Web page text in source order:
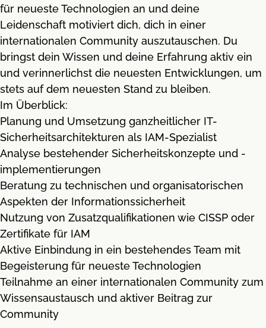
für neueste Technologien an und deine
Leidenschaft motiviert dich, dich in einer
internationalen Community auszutauschen. Du
bringst dein Wissen und deine Erfahrung aktiv ein
und verinnerlichst die neuesten Entwicklungen, um
stets auf dem neuesten Stand zu bleiben.
Im Überblick:
Planung und Umsetzung ganzheitlicher IT-
Sicherheitsarchitekturen als IAM-Spezialist
Analyse bestehender Sicherheitskonzepte und -
implementierungen
Beratung zu technischen und organisatorischen
Aspekten der Informationssicherheit
Nutzung von Zusatzqualifikationen wie CISSP oder
Zertifikate für IAM
Aktive Einbindung in ein bestehendes Team mit
Begeisterung für neueste Technologien
Teilnahme an einer internationalen Community zum
Wissensaustausch und aktiver Beitrag zur
Community